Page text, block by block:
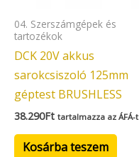
04. Szerszámgépek és
tartozékok
DCK 20V akkus
sarokcsiszoló 125mm
géptest BRUSHLESS
38.290Ft tartalmazza az ÁFÁ-t
Kosárba teszem